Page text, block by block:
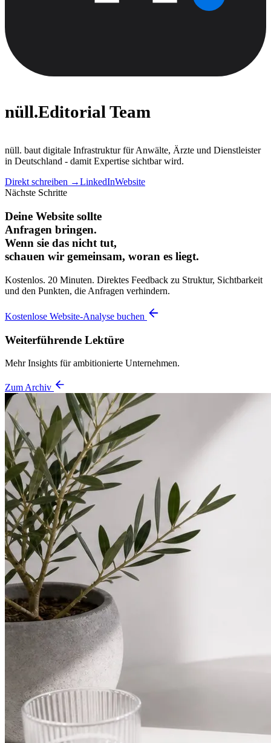
nüll.Editorial Team
nüll. baut digitale Infrastruktur für Anwälte, Ärzte und Dienstleister
in Deutschland - damit Expertise sichtbar wird.
Direkt schreiben →LinkedInWebsite
Nächste Schritte
Deine Website sollte
Anfragen bringen.
Wenn sie das nicht tut,
schauen wir gemeinsam, woran es liegt.
Kostenlos. 20 Minuten. Direktes Feedback zu Struktur, Sichtbarkeit
und den Punkten, die Anfragen verhindern.
Kostenlose Website-Analyse buchen
Weiterführende Lektüre
Mehr Insights für ambitionierte Unternehmen.
Zum Archiv